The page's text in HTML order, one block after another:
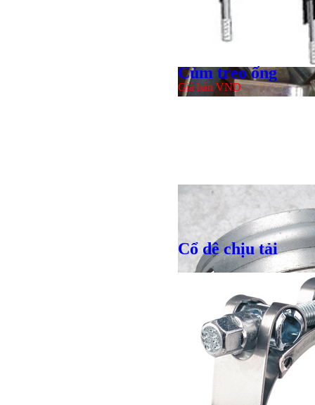
Bulong
Giá bán VND
Cùm treo ống
Cổ dê chịu tải